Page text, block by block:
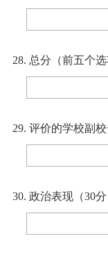
28. 总分（前五个
29. 评价的学校副校
30. 政治表现（30分